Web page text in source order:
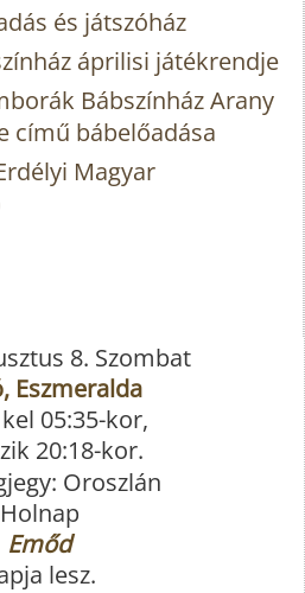
és játszóház
áprilisi játékrendje
Bábszínház Arany
című bábelőadása
Magyar
8. Szombat
Eszmeralda
05:35-kor,
20:18-kor.
Holnap
Emőd
lesz.